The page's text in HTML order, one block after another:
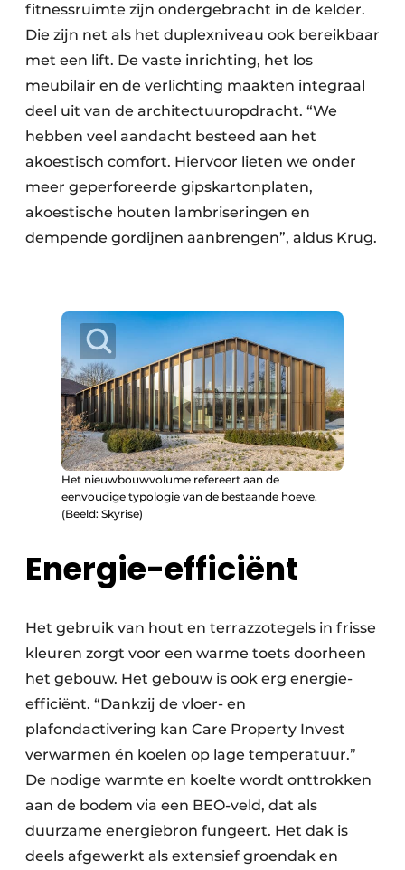
fitnessruimte zijn ondergebracht in de kelder.
Die zijn net als het duplexniveau ook bereikbaar
met een lift. De vaste inrichting, het los
meubilair en de verlichting maakten integraal
deel uit van de architectuuropdracht. “We
hebben veel aandacht besteed aan het
akoestisch comfort. Hiervoor lieten we onder
meer geperforeerde gipskartonplaten,
akoestische houten lambriseringen en
dempende gordijnen aanbrengen”, aldus Krug.
Het nieuwbouwvolume refereert aan de
eenvoudige typologie van de bestaande hoeve.
(Beeld: Skyrise)
Energie-efficiënt
Het gebruik van hout en terrazzotegels in frisse
kleuren zorgt voor een warme toets doorheen
het gebouw. Het gebouw is ook erg energie-
efficiënt. “Dankzij de vloer- en
plafondactivering kan Care Property Invest
verwarmen én koelen op lage temperatuur.”
De nodige warmte en koelte wordt onttrokken
aan de bodem via een BEO-veld, dat als
duurzame energiebron fungeert. Het dak is
deels afgewerkt als extensief groendak en